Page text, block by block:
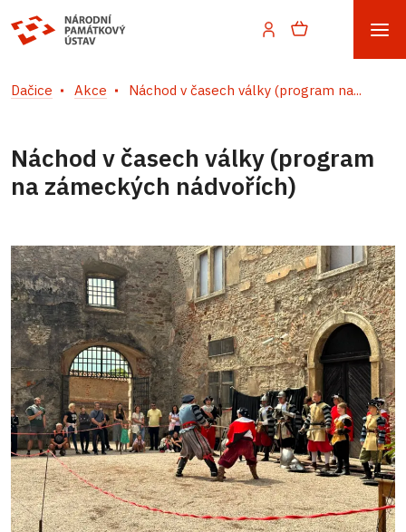
Dačice Akce Náchod v časech války (program na...
Náchod v časech války (program
na zámeckých nádvořích)